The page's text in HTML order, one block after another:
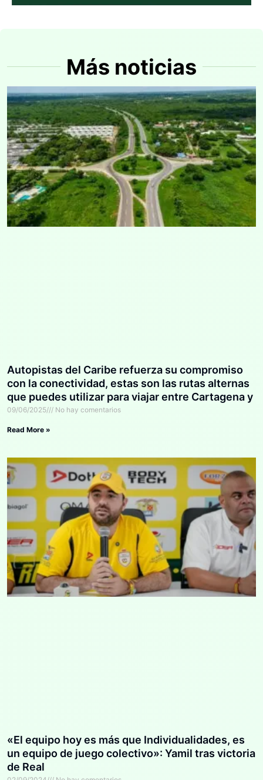
Más noticias
Autopistas del Caribe refuerza su compromiso
con la conectividad, estas son las rutas alternas
que puedes utilizar para viajar entre Cartagena y
Barranquilla
09/06/2025 No hay comentarios
Read More »
«El equipo hoy es más que Individualidades, es
un equipo de juego colectivo»: Yamil tras victoria
de Real